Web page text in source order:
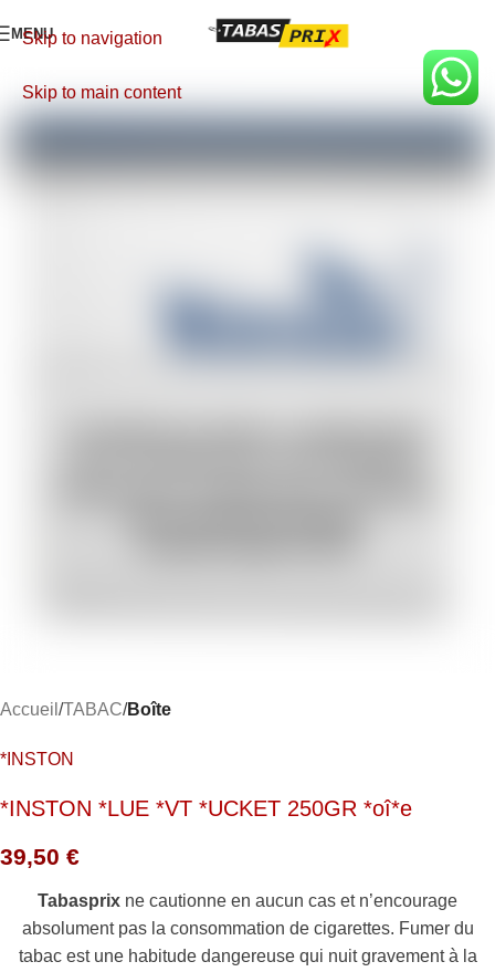
Skip to navigation
Skip to main content
MENU
Accueil TABAC Boîte
*INSTON
*INSTON *LUE *VT *UCKET 250GR *oî*e
39,50 €
Tabasprix ne cautionne en aucun cas et n’encourage
absolument pas la consommation de cigarettes. Fumer du
tabac est une habitude dangereuse qui nuit gravement à la